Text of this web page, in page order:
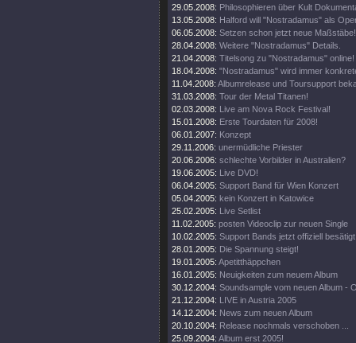
29.05.2008: Philosophieren über Kult
13.05.2008: Halford will "Nostradamus" als
06.05.2008: Setzen schon jetzt neue Maßstäbe!
28.04.2008: Weitere "Nostradamus" Details.
21.04.2008: Titelsong zu "Nostradamus" online!
18.04.2008: "Nostradamus" wird immer
11.04.2008: Albumrelease und Toursupport
31.03.2008: Tour der Metal Titanen!
02.03.2008: Live am Nova Rock Festival!
15.01.2008: Erste Tourdaten für 2008!
06.01.2007: Konzept
29.11.2006: unermüdliche Priester
20.06.2006: schlechte Vorbilder in Australien?
19.06.2005: Live DVD!
06.04.2005: Support Band für Wien Konzert
05.04.2005: kein Konzert in Katowice
25.02.2005: Live Setlist
11.02.2005: posten Videoclip zur neuen Single
10.02.2005: Support Bands jetzt offiziell besätigt
28.01.2005: Die Spannung steigt!
19.01.2005: Apetitthäppchen
16.01.2005: Neuigkeiten zum neuem Album
30.12.2004: Soundsample vom neuen Album -
21.12.2004: LIVE in Austria 2005
14.12.2004: News zum neuen Album
20.10.2004: Release nochmals verschoben ...
25.09.2004: Album erst 2005!